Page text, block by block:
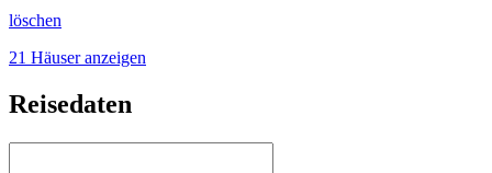
löschen
21 Häuser anzeigen
Reisedaten